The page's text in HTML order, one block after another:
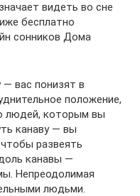
видеть во сне
бесплатно
сонников Дома
— вас понизят в
положение,
людей, которым вы
канаву — вы
развеять
канавы —
Непреодолимая
людьми.